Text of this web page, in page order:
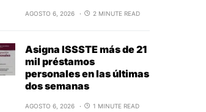
AGOSTO 6, 2026 2 MINUTE READ
Asigna ISSSTE más de 21
mil préstamos
personales en las últimas
dos semanas
AGOSTO 6, 2026 1 MINUTE READ